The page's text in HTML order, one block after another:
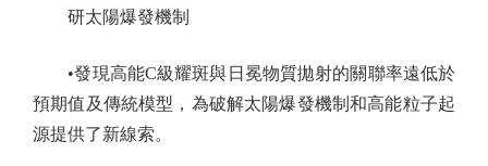
研太陽爆發機制
•發現高能C級耀斑與日冕物質拋射的關聯率遠低於
預期值及傳統模型，為破解太陽爆發機制和高能粒子起
源提供了新線索。